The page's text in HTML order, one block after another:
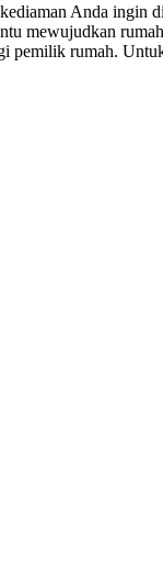
Anda ingin
mewujudkan
rumah.